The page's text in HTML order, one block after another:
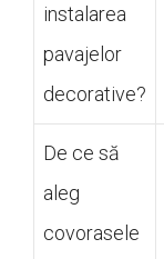
instalarea
pavajelor
decorative?
De ce să
aleg
covorasele